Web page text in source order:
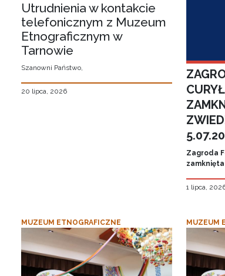
Utrudnienia w kontakcie
telefonicznym z Muzeum
Etnograficznym w
Tarnowie
Szanowni Państwo,
20 lipca, 2026
Zagroda
1 lipca,
MUZEUM ETNOGRAFICZNE MUZEUM